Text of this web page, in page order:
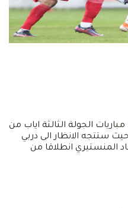
تلعب يوم الاربعاء 09 مارس 2022 مباريات الجولة الثالثة اياب من
ستتجه الانظار الى دربي
المنستيري انطلاقا من